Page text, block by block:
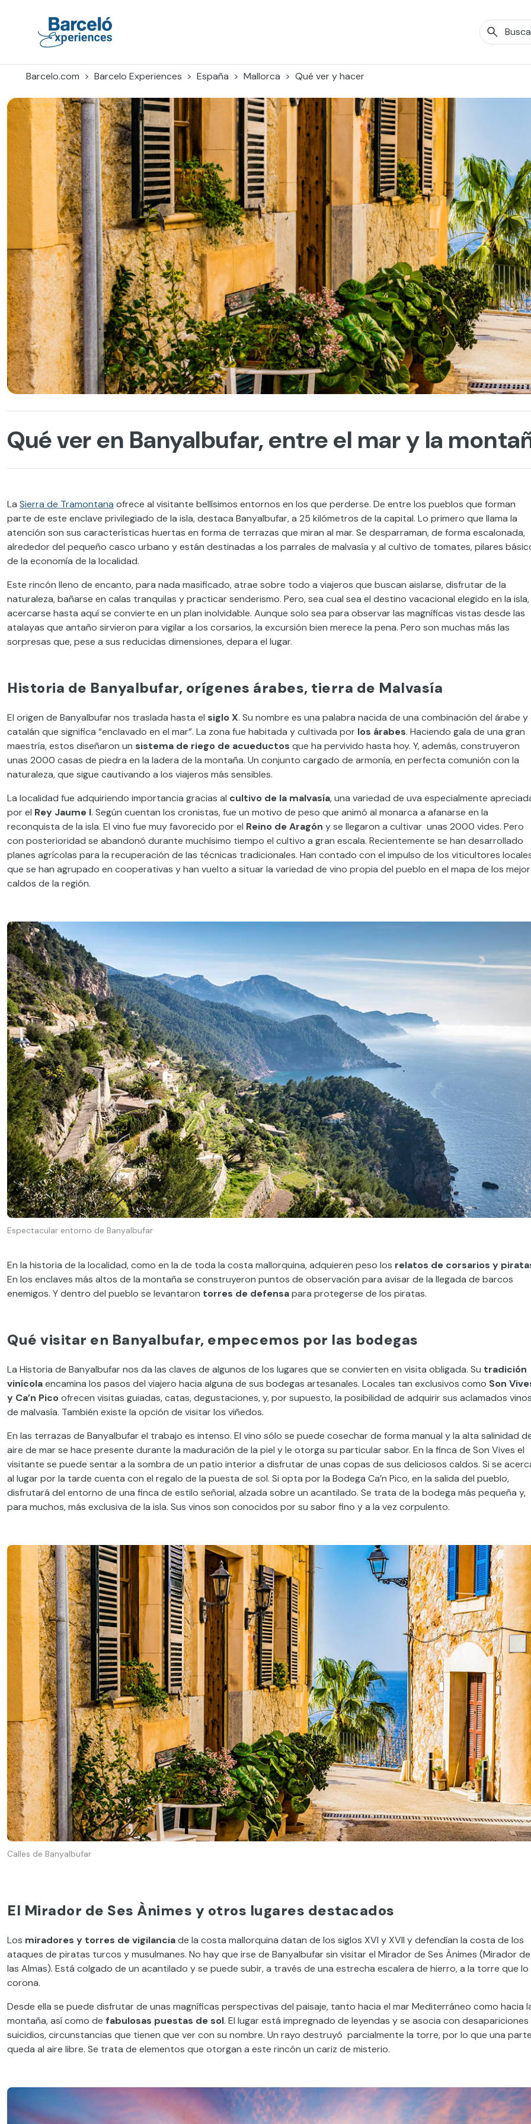
Barcelo.com
Barcelo Experiences España Mallorca Qué ver y hacer
Qué ver en Banyalbufar, entre el mar y la
La Sierra de Tramontana ofrece al visitante bellísimos entornos en los que perderse. De entre los pueblos que forman
parte de este enclave privilegiado de la isla, destaca Banyalbufar, a 25 kilómetros de la capital. Lo primero que llama la
atención son sus características huertas en forma de terrazas que miran al mar. Se desparraman, de forma escalonada,
alrededor del pequeño casco urbano y están destinadas a los parrales de malvasía y al cultivo de tomates, pilares
de la economía de la localidad.
Este rincón lleno de encanto, para nada masificado, atrae sobre todo a viajeros que buscan aislarse, disfrutar de la
naturaleza, bañarse en calas tranquilas y practicar senderismo. Pero, sea cual sea el destino vacacional elegido en la isla,
acercarse hasta aquí se convierte en un plan inolvidable. Aunque solo sea para observar las magníficas vistas desde las
atalayas que antaño sirvieron para vigilar a los corsarios, la excursión bien merece la pena. Pero son muchas más las
sorpresas que, pese a sus reducidas dimensiones, depara el lugar.
Historia de Banyalbufar, orígenes árabes, tierra de Malvasía
El origen de Banyalbufar nos traslada hasta el siglo X. Su nombre es una palabra nacida de una combinación del árabe y
catalán que significa “enclavado en el mar”. La zona fue habitada y cultivada por los árabes. Haciendo gala de una gran
maestría, estos diseñaron un sistema de riego de acueductos que ha pervivido hasta hoy. Y, además, construyeron
unas 2000 casas de piedra en la ladera de la montaña. Un conjunto cargado de armonía, en perfecta comunión con la
naturaleza, que sigue cautivando a los viajeros más sensibles.
La localidad fue adquiriendo importancia gracias al cultivo de la malvasía, una variedad de uva especialmente
por el Rey Jaume I. Según cuentan los cronistas, fue un motivo de peso que animó al monarca a afanarse en la
reconquista de la isla. El vino fue muy favorecido por el Reino de Aragón y se llegaron a cultivar unas 2000 vides. Pero
con posterioridad se abandonó durante muchísimo tiempo el cultivo a gran escala. Recientemente se han desarrollado
planes agrícolas para la recuperación de las técnicas tradicionales. Han contado con el impulso de los viticultores
que se han agrupado en cooperativas y han vuelto a situar la variedad de vino propia del pueblo en el mapa de los
caldos de la región.
Espectacular entorno de Banyalbufar
En la historia de la localidad, como en la de toda la costa mallorquina, adquieren peso los relatos de corsarios y
En los enclaves más altos de la montaña se construyeron puntos de observación para avisar de la llegada de barcos
enemigos. Y dentro del pueblo se levantaron torres de defensapara protegerse de los piratas.
Qué visitar en Banyalbufar, empecemos por las bodegas
La Historia de Banyalbufar nos da las claves de algunos de los lugares que se convierten en visita obligada. Su tradición
vinícolaencamina los pasos del viajero hacia alguna de sus bodegas artesanales. Locales tan exclusivos como Son
y Ca’n Picoofrecen visitas guiadas, catas, degustaciones, y, por supuesto, la posibilidad de adquirir sus aclamados
de malvasía. También existe la opción de visitar los viñedos.
En las terrazas de Banyalbufar el trabajo es intenso. El vino sólo se puede cosechar de forma manual y la alta salinidad
aire de mar se hace presente durante la maduración de la piel y le otorga su particular sabor. En la finca de Son Vives el
visitante se puede sentar a la sombra de un patio interior a disfrutar de unas copas de sus deliciosos caldos. Si se
al lugar por la tarde cuenta con el regalo de la puesta de sol. Si opta por la Bodega Ca’n Pico, en la salida del pueblo,
disfrutará del entorno de una finca de estilo señorial, alzada sobre un acantilado. Se trata de la bodega más pequeña y,
para muchos, más exclusiva de la isla. Sus vinos son conocidos por su sabor fino y a la vez corpulento.
Calles de Banyalbufar
El Mirador de Ses Ànimes y otros lugares destacados
Los miradores y torres de vigilanciade la costa mallorquina datan de los siglos XVI y XVII y defendían la costa de los
ataques de piratas turcos y musulmanes. No hay que irse de Banyalbufar sin visitar el Mirador de Ses Ànimes (Mirador de
las Almas). Está colgado de un acantilado y se puede subir, a través de una estrecha escalera de hierro, a la torre que lo
corona.
Desde ella se puede disfrutar de unas magníficas perspectivas del paisaje, tanto hacia el mar Mediterráneo como hacia
montaña, así como de fabulosas puestas de sol. El lugar está impregnado de leyendas y se asocia con desapariciones
suicidios, circunstancias que tienen que ver con su nombre. Un rayo destruyó parcialmente la torre, por lo que una
queda al aire libre. Se trata de elementos que otorgan a este rincón un cariz de misterio.